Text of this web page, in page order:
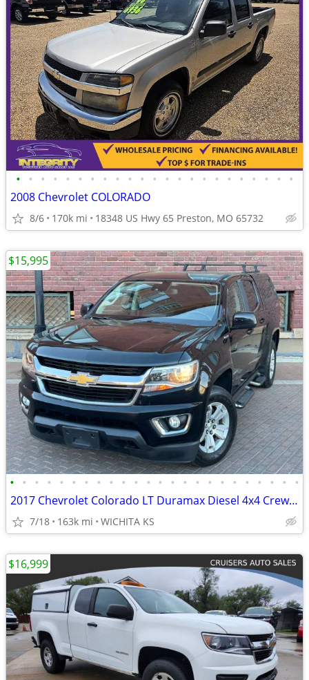
• • • • • • • • • • • • • • • • • • • • • • •
2008 Chevrolet COLORADO
8/6 170k mi 18348 US Hwy 65 Preston, MO 65732
• • • • • • • • • • • • • • • • • • • • • • • •
2017 Chevrolet Colorado LT Duramax Diesel 4x4 Crew Cab 5 ft.SB.1-OWNER
7/18 163k mi WICHITA KS
$15,995
$16,999